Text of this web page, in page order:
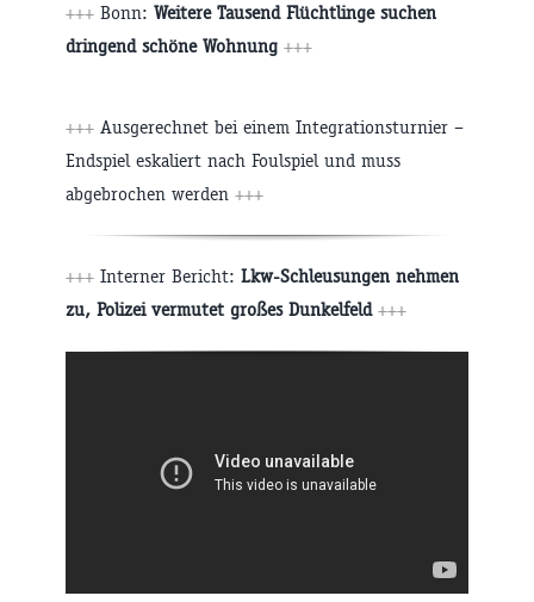
+++ Bonn: Weitere Tausend Flüchtlinge suchen
dringend schöne Wohnung +++
+++ Ausgerechnet bei einem Integrationsturnier –
Endspiel eskaliert nach Foulspiel und muss
abgebrochen werden +++
+++ Interner Bericht: Lkw-Schleusungen nehmen
zu, Polizei vermutet großes Dunkelfeld +++